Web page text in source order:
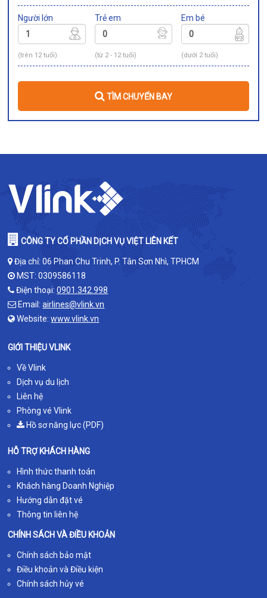
Người lớn
(trên 12 tuổi)
Trẻ em
(từ 2 - 12 tuổi)
Em bé
(dưới 2 tuổi)
TÌM CHUYẾN BAY
CÔNG TY CỔ PHẦN DỊCH VỤ VIỆT LIÊN KẾT
Địa chỉ: 06 Phan Chu Trinh, P. Tân Sơn Nhì, TPHCM
MST: 0309586118
Điện thoại:0901.342.998
Email:airlines@vlink.vn
Website:www.vlink.vn
GIỚI THIỆU VLINK
Về Vlink
Dịch vụ du lịch
Liên hệ
Phòng vé Vlink
Hồ sơ năng lực (PDF)
HỖ TRỢ KHÁCH HÀNG
Hình thức thanh toán
Khách hàng Doanh Nghiệp
Hướng dẫn đặt vé
Thông tin liên hệ
CHÍNH SÁCH VÀ ĐIỀU KHOẢN
Chính sách bảo mật
Điều khoản và Điều kiện
Chính sách hủy vé